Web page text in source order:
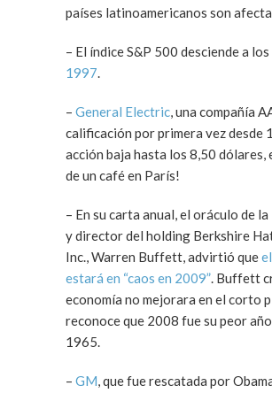
países latinoamericanos son
– El índice S&P 500 desciende a los
1997.
– General Electric, una compañía
calificación por primera vez desde
acción baja hasta los 8,50 dólares,
de un café en París!
– En su carta anual, el oráculo de
y director del holding Berkshire
Inc., Warren Buffett, advirtió que
estará en “caos en 2009”. Buffett
economía no mejorara en el corto
reconoce que 2008 fue su peor
1965.
– GM, que fue rescatada por